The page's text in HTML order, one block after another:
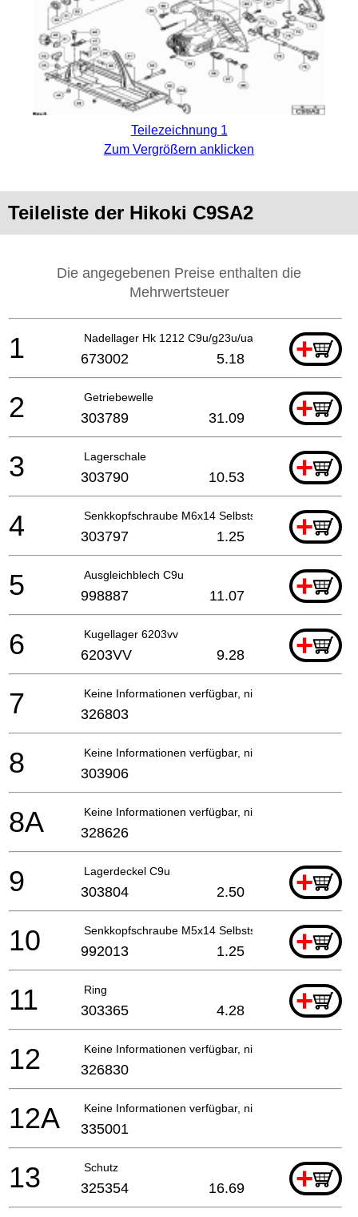
Teilezeichnung 1
Zum Vergrößern anklicken
Teileliste der Hikoki C9SA2
Die angegebenen Preise enthalten die
Mehrwertsteuer
Nadellager Hk 1212 C9u/g23u/ua/ub +
1 673002 5.18
Getriebewelle +
2 303789 31.09
Lagerschale +
3 303790 10.53
Senkkopfschraube M6x14 Selbstsi. +
4 303797 1.25
Ausgleichblech C9u +
5 998887 11.07
Kugellager 6203vv +
6 6203VV 9.28
Keine Informationen verfügbar, nicht bestellbar
7 326803
Keine Informationen verfügbar, nicht bestellbar
8 303906
Keine Informationen verfügbar, nicht bestellbar
8A 328626
Lagerdeckel C9u +
9 303804 2.50
Senkkopfschraube M5x14 Selbstsi. Nicht mehr liefe
+
10 992013 1.25
Ring +
11 303365 4.28
Keine Informationen verfügbar, nicht bestellbar
12 326830
Keine Informationen verfügbar, nicht bestellbar
12A 335001
Schutz +
13 325354 16.69